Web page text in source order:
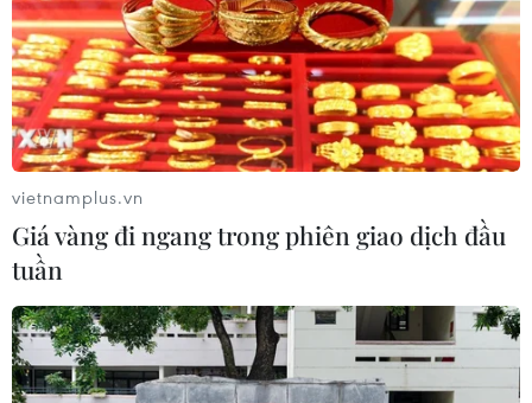
vietnamplus.vn
Giá vàng đi ngang trong phiên giao dịch đầu
tuần